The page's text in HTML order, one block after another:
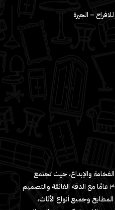
– الجيزة
والإبداع، حيث تجتمع
الخبرة الطويلة التي تمتد لأكثر من ٣٠ عامًا مع الدقة الفائقة والتصميم
وجميع أنواع الأثاث،